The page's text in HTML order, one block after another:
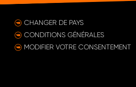
CHANGER DE PAYS
CONDITIONS GÉNÉRALES
MODIFIER VOTRE CONSENTEMENT